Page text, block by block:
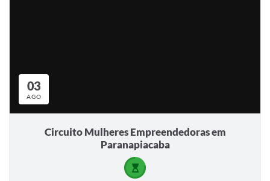
03
AGO
Circuito Mulheres Empreendedoras em
Paranapiacaba